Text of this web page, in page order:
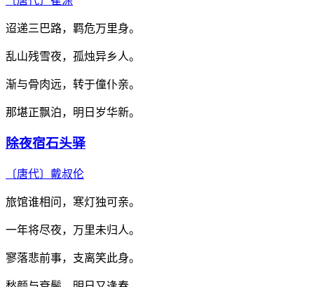
迢递三巴路，羁危万里身。
乱山残雪夜，孤烛异乡人。
渐与骨肉远，转于僮仆亲。
那堪正飘泊，明日岁华新。
除夜宿石头驿
〔唐代〕 戴叔伦
旅馆谁相问，寒灯独可亲。
一年将尽夜，万里未归人。
寥落悲前事，支离笑此身。